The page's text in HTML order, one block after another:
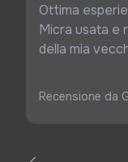
Ottima
Micra usata e
della mia
Recensione da